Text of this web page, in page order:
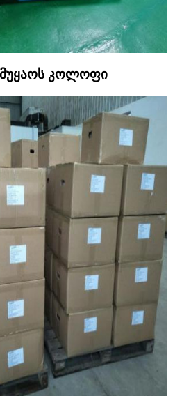
მუყაოს კოლოფი